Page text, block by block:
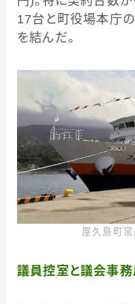
17台と町役場本庁
を結んだ。
屋久島町営
議員控室と議会事